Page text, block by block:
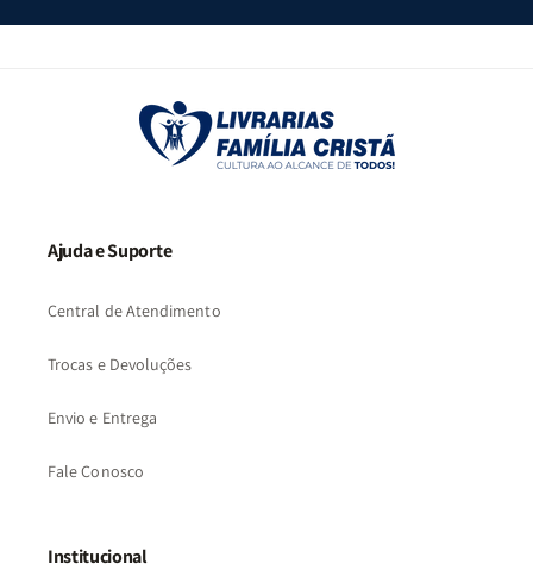
Ajuda e Suporte
Central de Atendimento
Trocas e Devoluções
Envio e Entrega
Fale Conosco
Institucional